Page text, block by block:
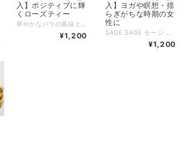
入】ポジティブに輝
くローズティー
¥1,200
入】ヨガや瞑想・揺
らぎがちな時期の女
性に
¥1,200